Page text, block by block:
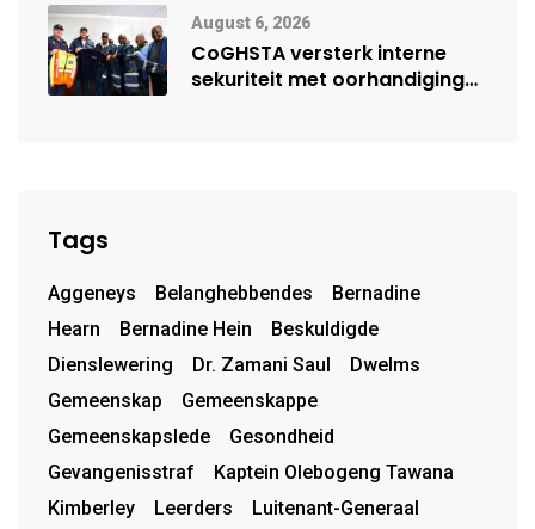
August 6, 2026
CoGHSTA versterk interne
sekuriteit met oorhandiging
Tags
Aggeneys Belanghebbendes
Bernadine
Hearn
Bernadine Hein
Beskuldigde
Dienslewering
Dr. Zamani Saul
Dwelms
Gemeenskap
Gemeenskappe
Gemeenskapslede
Gesondheid
Gevangenisstraf
Kaptein Olebogeng Tawana
Kimberley
Leerders
Luitenant-Generaal